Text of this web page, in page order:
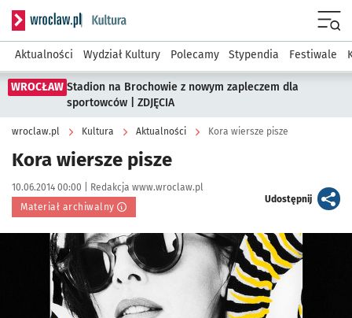
Serwis informacyjny wroclaw.pl podserwis: Kultura
Aktualności Wydział Kultury Polecamy Stypendia Festiwale
WROCŁAW Stadion na Brochowie z nowym zapleczem dla
sportowców | ZDJĘCIA
wroclaw.pl Kultura Aktualności Kora wiersze pisze
Kora wiersze pisze
Data publikacji:
10.06.2014 00:00 | Autor:
Redakcja www.wroclaw.pl
Materiał archiwalny
Udostępnijartykuł
Kliknij, aby powiększyć